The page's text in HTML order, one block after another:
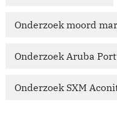
Onderzoek moord
Onderzoek Aruba
Onderzoek SXM